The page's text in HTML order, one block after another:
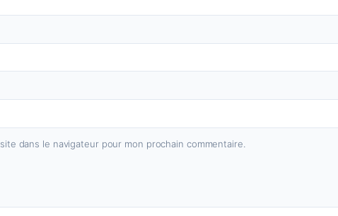
dans le navigateur pour mon prochain commentaire.